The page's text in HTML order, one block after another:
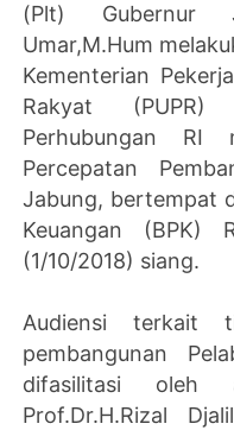
(Plt) Gubernur
Umar,M.Hum
Kementerian
Rakyat
Perhubungan RI
Percepatan
Jabung, bertempat
Keuangan (BPK)
(1/10/2018) siang.
Audiensi terkait
pembangunan
difasilitasi
Prof.Dr.H.Rizal